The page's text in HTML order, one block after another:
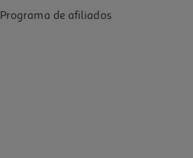
Programa de afiliados